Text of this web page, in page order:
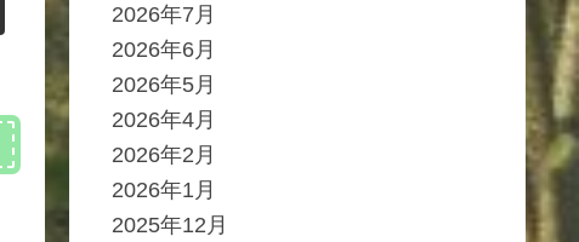
2026年7月
2026年6月
2026年5月
2026年4月
2026年2月
2026年1月
2025年12月